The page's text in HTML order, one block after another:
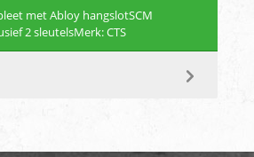
met Abloy hangslotSCM
2 sleutelsMerk: CTS